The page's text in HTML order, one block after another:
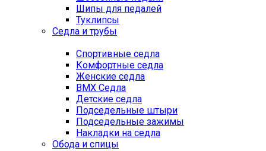
Шипы для педалей
Туклипсы
Седла и трубы
Спортивные седла
Комфортные седла
Женские седла
BMX Седла
Детские седла
Подседельные штыри
Подседельные зажимы
Накладки на седла
Обода и спицы